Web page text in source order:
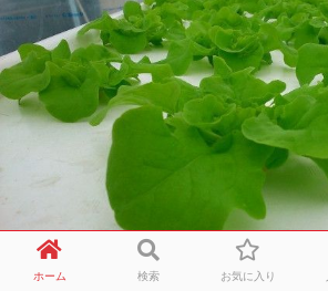
ホーム 検索 お気に入り